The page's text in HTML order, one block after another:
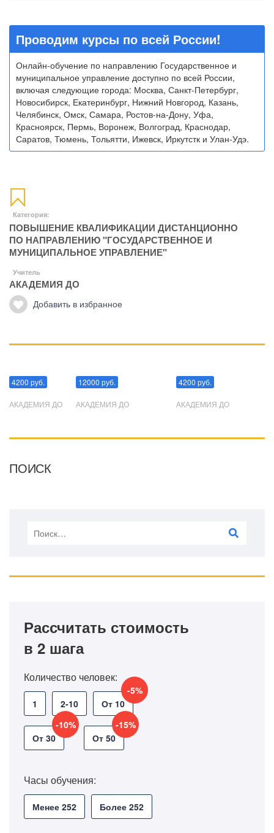
Проводим курсы по всей России!
Онлайн-обучение по направлению Государственное и
муниципальное управление доступно по всей России,
включая следующие города: Москва, Санкт-Петербург,
Новосибирск, Екатеринбург, Нижний Новгород, Казань,
Челябинск, Омск, Самара, Ростов-на-Дону, Уфа,
Красноярск, Пермь, Воронеж, Волгоград, Краснодар,
Саратов, Тюмень, Тольятти, Ижевск, Иркутстк и Улан-Удэ.
Категория:
ПОВЫШЕНИЕ КВАЛИФИКАЦИИ ДИСТАНЦИОННО
ПО НАПРАВЛЕНИЮ "ГОСУДАРСТВЕННОЕ И
МУНИЦИПАЛЬНОЕ УПРАВЛЕНИЕ"
Учитель
АКАДЕМИЯ ДО
Добавить в избранное
4200 руб.
АКАДЕМИЯ ДО
12000 руб.
АКАДЕМИЯ ДО
4200 руб.
АКАДЕМИЯ ДО
ПОИСК
Рассчитать стоимость
в 2 шага
Количество человек:
1 2-10 От 10
-5%
От 30
-10%
От 50
-15%
Часы обучения:
Менее 252 Более 252